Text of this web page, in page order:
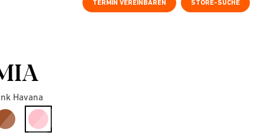
TERMIN VEREINBAREN STORE-SUCHE
Havana
selected